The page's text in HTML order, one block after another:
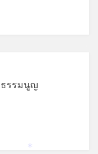
ธรรมนูญ